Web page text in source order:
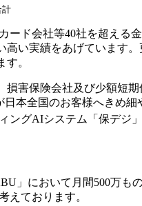
計
ード会社等40社を超える
い実績をあげています
。
害保険会社及び少額短
日本全国のお客様へきめ細
ングAIシステム「保デジ
」において月間500万
えております。